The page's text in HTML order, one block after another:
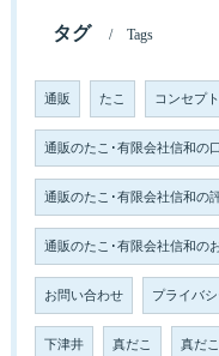
タグ Tags
通販 たこ コンセプト
通販のたこ･有限会社信和の
通販のたこ･有限会社信和の
通販のたこ･有限会社信和の
お問い合わせ プライバ
下津井 真だこ 真だ